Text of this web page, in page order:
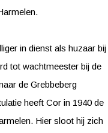
in dienst als huzaar bij
tot wachtmeester bij de
de Grebbeberg
heeft Cor in 1940 de
Hier sloot hij zich